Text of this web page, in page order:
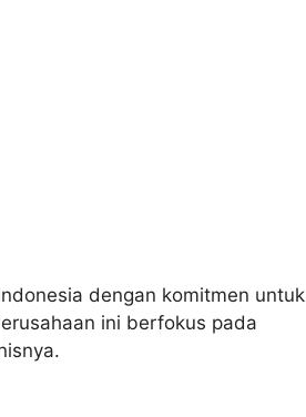
dengan komitmen untuk
ini berfokus pada